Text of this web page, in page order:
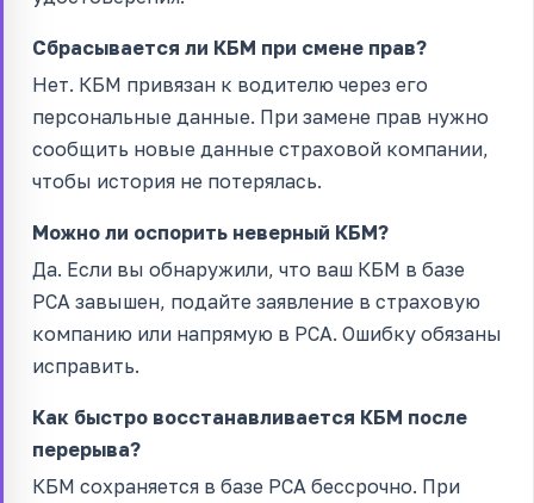
Сбрасывается ли КБМ при смене прав?
Нет. КБМ привязан к водителю через его
персональные данные. При замене прав нужно
сообщить новые данные страховой компании,
чтобы история не потерялась.
Можно ли оспорить неверный КБМ?
Да. Если вы обнаружили, что ваш КБМ в базе
РСА завышен, подайте заявление в страховую
компанию или напрямую в РСА. Ошибку обязаны
исправить.
Как быстро восстанавливается КБМ после
перерыва?
КБМ сохраняется в базе РСА бессрочно. При